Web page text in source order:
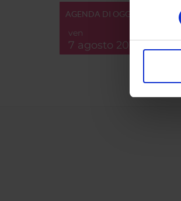
AGENDA DI OGGI
ven
7 agosto 2026